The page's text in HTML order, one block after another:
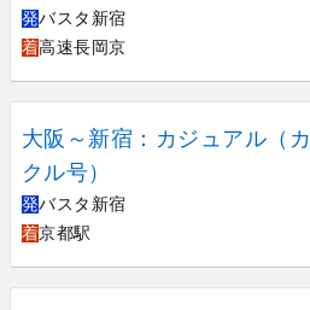
発バスタ新宿
着高速長岡京
大阪～新宿：カジュアル（
クル号）
発バスタ新宿
着京都駅